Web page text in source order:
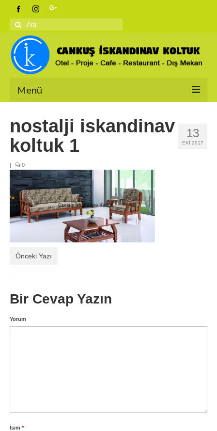
Şunu
ara:
Menü
Berjerler
Salon Takımları
Bahçe Koltukları
Balkon Koltukları
Hakkımızda
13
EKI 2017
nostalji iskandinav
koltuk 1
| 0
Önceki Yazı
Bir Cevap Yazın
Yorum
İsim *